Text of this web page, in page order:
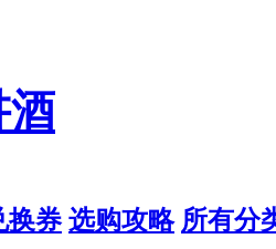
酒
换券 选购攻略 所有分